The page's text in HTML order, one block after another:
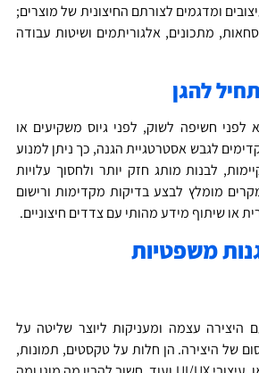
ומדגמים לצורתם החיצונית של מוצרים;
מתכונים, אלגוריתמים ושיטות עבודה
להגן
חשיפה לשוק, לפני גיוס משקיעים או
לגבש אסטרטגיית הגנה, כך ניתן למנוע
לבנות מותג חזק יותר ולחסוך עלויות
מומלץ לבצע בדיקות מקדימות ורישום
שיתוף מידע מהותי עם צדדים חיצוניים.
משפטיות
עצמה ומעניקות ליוצר שליטה על
היצירה. הן חלות על טקסטים, תמונות,